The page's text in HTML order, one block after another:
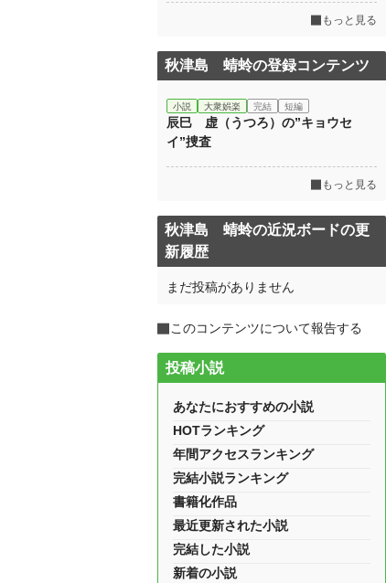
もっと見る
秋津島 蜻蛉の登録コンテンツ
小説 大衆娯楽 完結 短編
辰巳 虚（うつろ）の”キョウセ
イ”捜査
もっと見る
秋津島 蜻蛉の近況ボードの更
新履歴
まだ投稿がありません
このコンテンツについて報告する
投稿小説
あなたにおすすめの小説
HOTランキング
年間アクセスランキング
完結小説ランキング
書籍化作品
最近更新された小説
完結した小説
新着の小説